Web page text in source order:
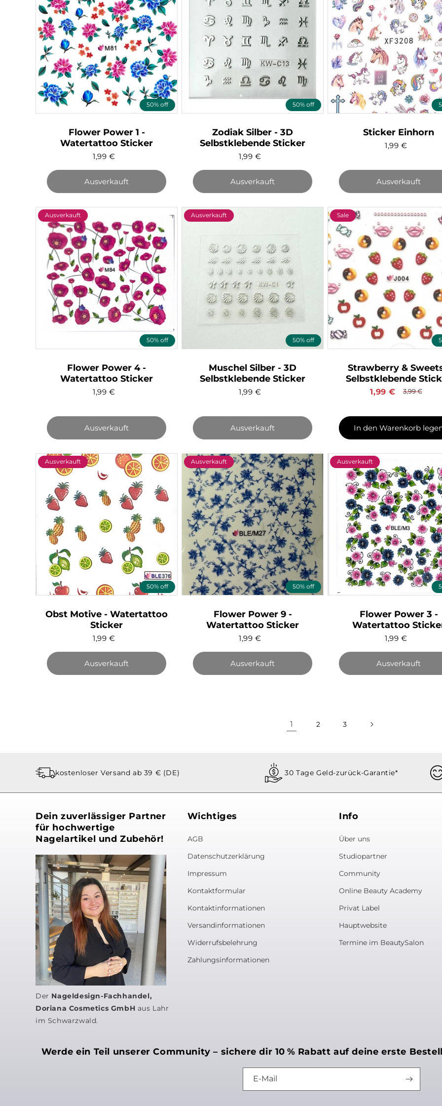
50% off
Flower Power 1 -
Watertattoo Sticker
1,99 €
Ausverkauft
50% off
Zodiak Silber - 3D
Selbstklebende Sticker
1,99 €
Ausverkauft
Sticker Einhorn
1,99 €
Ausverkauft
50% off
Ausverkauft
Flower Power 4 -
Watertattoo Sticker
1,99 €
Ausverkauft
50% off
Ausverkauft
Muschel Silber - 3D
Selbstklebende Sticker
1,99 €
Ausverkauft
Sale
Strawberry &
Selbstklebende
Verkaufspreis
1,99 €
Normaler
3,99€
In den Warenkorb
50% off
Ausverkauft
Obst Motive - Watertattoo
Sticker
1,99 €
Ausverkauft
50% off
Ausverkauft
Flower Power 9 -
Watertattoo Sticker
1,99 €
Ausverkauft
Ausverkauft
Flower Power 3 -
Watertattoo
1,99 €
Ausverkauft
1 2 3
kostenloser Versand ab 39 € (DE) 30 Tage Geld-zurück-Garantie*
Dein zuverlässiger Partner
für hochwertige
Nagelartikel und Zubehör!
Der Nageldesign-Fachhandel,
Doriana Cosmetics GmbH aus Lahr
im Schwarzwald.
Wichtiges
AGB
Datenschutzerklärung
Impressum
Kontaktformular
Kontaktinformationen
Versandinformationen
Widerrufsbelehrung
Zahlungsinformationen
Info
Über uns
Studiopartner
Community
Online Beauty Academy
Privat Label
Hauptwebsite
Termine im BeautySalon
Werde ein Teil unserer Community – sichere dir 10 % Rabatt auf deine erste
E-Mail